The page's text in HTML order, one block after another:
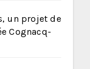
un projet de
Cognacq-